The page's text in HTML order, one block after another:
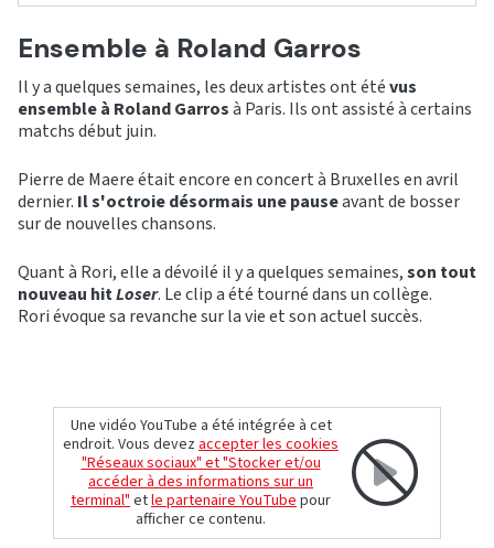
Ensemble à Roland Garros
Il y a quelques semaines, les deux artistes ont étévus
ensemble à Roland Garrosà Paris. Ils ont assisté à certains
matchs début juin.
Pierre de Maere était encore en concert à Bruxelles en avril
dernier. Il s'octroie désormais une pauseavant de bosser
sur de nouvelles chansons.
Quant à Rori, elle a dévoilé il y a quelques semaines,son tout
nouveau hitLoser. Le clip a été tourné dans un collège.
Rori évoque sa revanche sur la vie et son actuel succès.
Une vidéo YouTube a été intégrée à cet
endroit. Vous devezaccepter les cookies
"Réseaux sociaux" et "Stocker et/ou
accéder à des informations sur un
terminal"etle partenaire YouTubepour
afficher ce contenu.